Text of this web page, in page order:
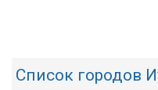
Список городов